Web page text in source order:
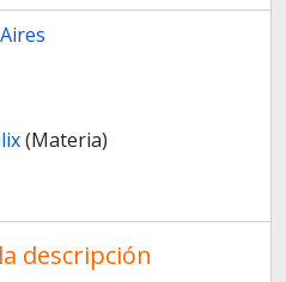
(Materia)
descripción